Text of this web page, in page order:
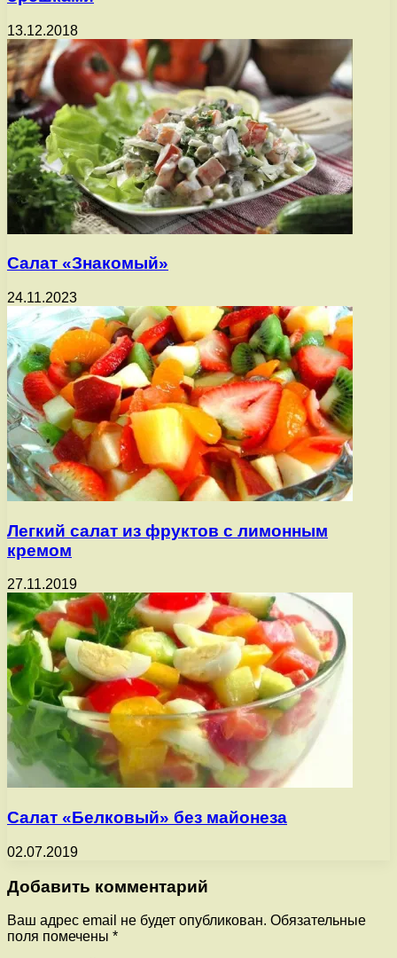
13.12.2018
Салат «Знакомый»
24.11.2023
Легкий салат из фруктов с лимонным
кремом
27.11.2019
Салат «Белковый» без майонеза
02.07.2019
Добавить комментарий
Ваш адрес email не будет опубликован. Обязательные
поля помечены *